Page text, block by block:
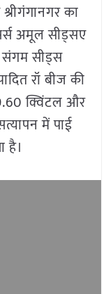
का
अमूल सीड्सए
संगम सीड्स
रॉ बीज की
क्विंटल और
में पाई
है।